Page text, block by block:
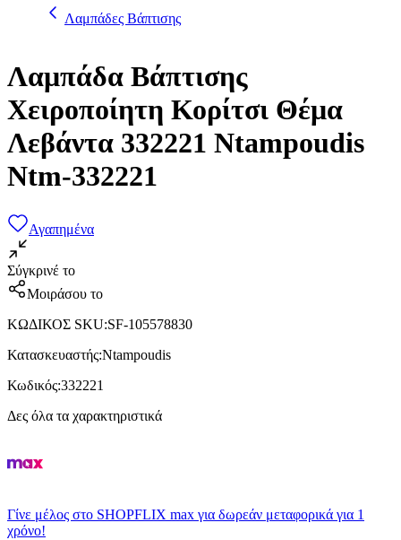
Λαμπάδες Βάπτισης
Λαμπάδα Βάπτισης
Χειροποίητη Κορίτσι Θέμα
Λεβάντα 332221 Ntampoudis
Ntm-332221
Αγαπημένα
Σύγκρινέ το
Μοιράσου το
ΚΩΔΙΚΟΣ SKU:SF-105578830
Κατασκευαστής:Ntampoudis
Κωδικός:332221
Δες όλα τα χαρακτηριστικά
Γίνε μέλος στο SHOPFLIX max για δωρεάν μεταφορικά για 1
χρόνο!